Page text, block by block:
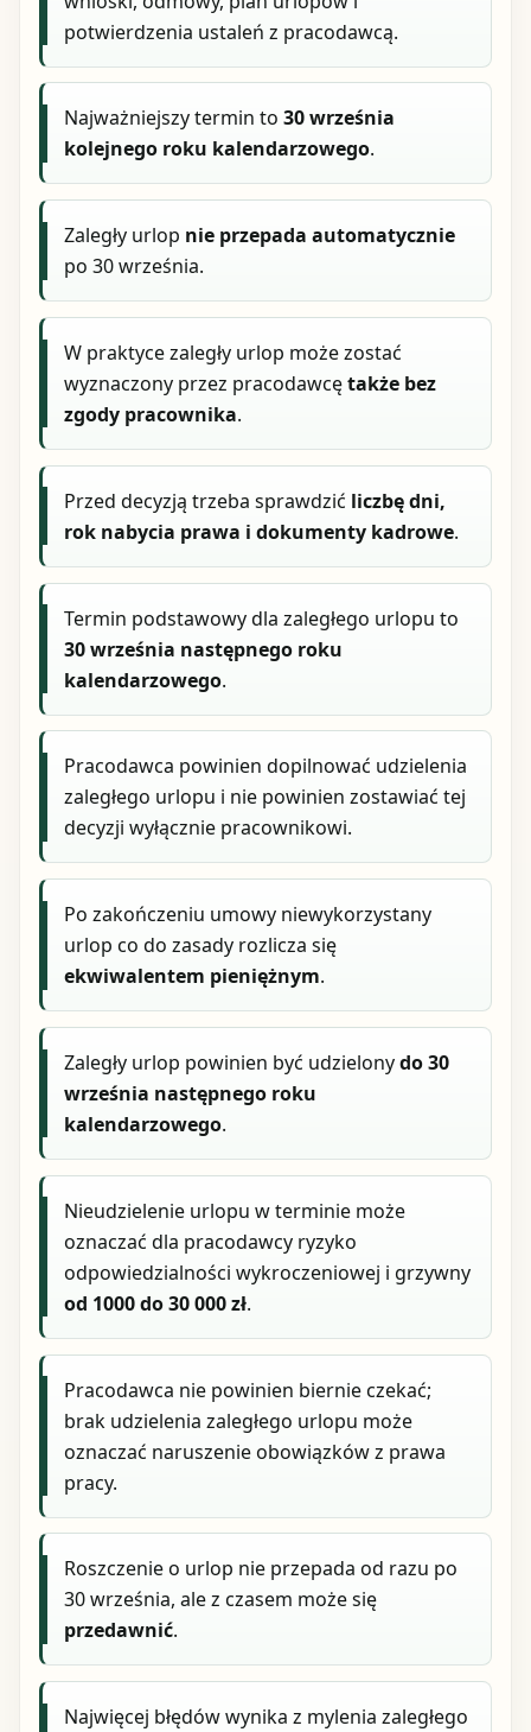
potwierdzenia ustaleń z pracodawcą.
Najważniejszy termin to30 września
kolejnego roku kalendarzowego.
Zaległy urlop nie przepada automatycznie
po 30 września.
W praktyce zaległy urlop może zostać
wyznaczony przez pracodawcętakże bez
zgody pracownika.
Przed decyzją trzeba sprawdzić liczbę dni,
rok nabycia prawa i dokumenty kadrowe.
Termin podstawowy dla zaległego urlopu to
30 września następnego roku
kalendarzowego.
Pracodawca powinien dopilnować udzielenia
zaległego urlopu i nie powinien zostawiać tej
decyzji wyłącznie pracownikowi.
Po zakończeniu umowy niewykorzystany
urlop co do zasady rozlicza się
ekwiwalentem pieniężnym.
Zaległy urlop powinien być udzielonydo 30
września następnego roku
kalendarzowego.
Nieudzielenie urlopu w terminie może
oznaczać dla pracodawcy ryzyko
odpowiedzialności wykroczeniowej i grzywny
od 1000 do 30 000 zł.
Pracodawca nie powinien biernie czekać;
brak udzielenia zaległego urlopu może
oznaczać naruszenie obowiązków z prawa
pracy.
Roszczenie o urlop nie przepada od razu po
30 września, ale z czasem może się
przedawnić.
Najwięcej błędów wynika z mylenia zaległego